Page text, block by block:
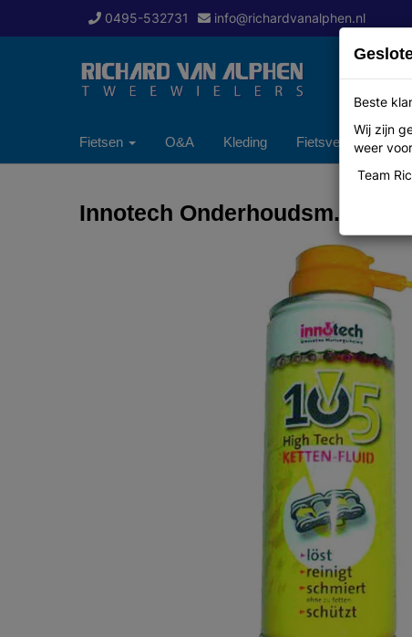
0495-532731 info@richardvanalphen.nl
Fietsen O&A Kleding Fietsverzekering
Innotech
Beste
Wij zijn
weer
Team